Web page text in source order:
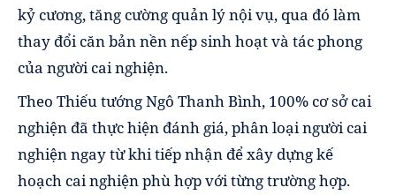
kỷ cương, tăng cường quản lý nội vụ, qua đó làm
thay đổi căn bản nền nếp sinh hoạt và tác phong
của người cai nghiện.
Theo Thiếu tướng Ngô Thanh Bình, 100% cơ sở cai
nghiện đã thực hiện đánh giá, phân loại người cai
nghiện ngay từ khi tiếp nhận để xây dựng kế
hoạch cai nghiện phù hợp với từng trường hợp.